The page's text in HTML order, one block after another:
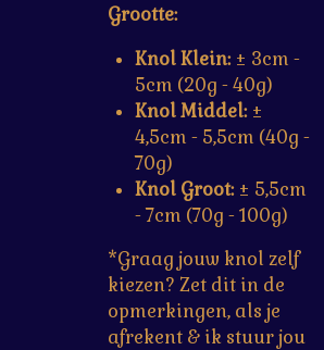
Grootte:
Knol Klein: ± 3cm -
5cm (20g - 40g)
Knol Middel: ±
4,5cm - 5,5cm (40g -
70g)
Knol Groot: ± 5,5cm
- 7cm (70g - 100g)
*Graag jouw knol zelf
kiezen? Zet dit in de
opmerkingen, als je
afrekent & ik stuur jou